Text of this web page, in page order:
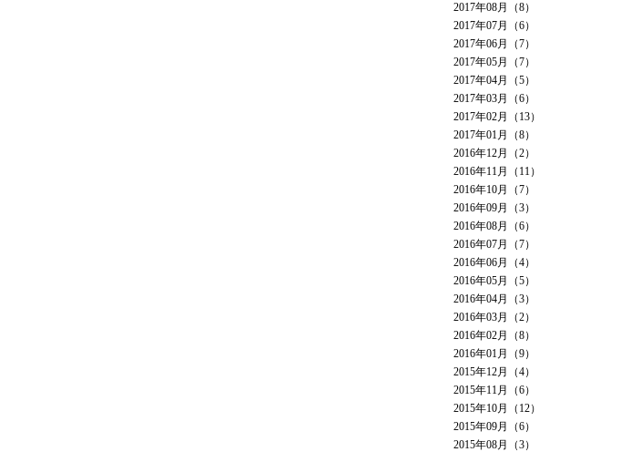
2017年08月（8）
2017年07月（6）
2017年06月（7）
2017年05月（7）
2017年04月（5）
2017年03月（6）
2017年02月（13）
2017年01月（8）
2016年12月（2）
2016年11月（11）
2016年10月（7）
2016年09月（3）
2016年08月（6）
2016年07月（7）
2016年06月（4）
2016年05月（5）
2016年04月（3）
2016年03月（2）
2016年02月（8）
2016年01月（9）
2015年12月（4）
2015年11月（6）
2015年10月（12）
2015年09月（6）
2015年08月（3）